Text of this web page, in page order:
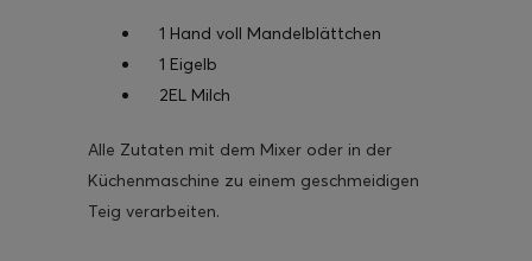
1 Hand voll Mandelblättchen
1 Eigelb
2EL Milch
Alle Zutaten mit dem Mixer oder in der
Küchenmaschine zu einem geschmeidigen
Teig verarbeiten.